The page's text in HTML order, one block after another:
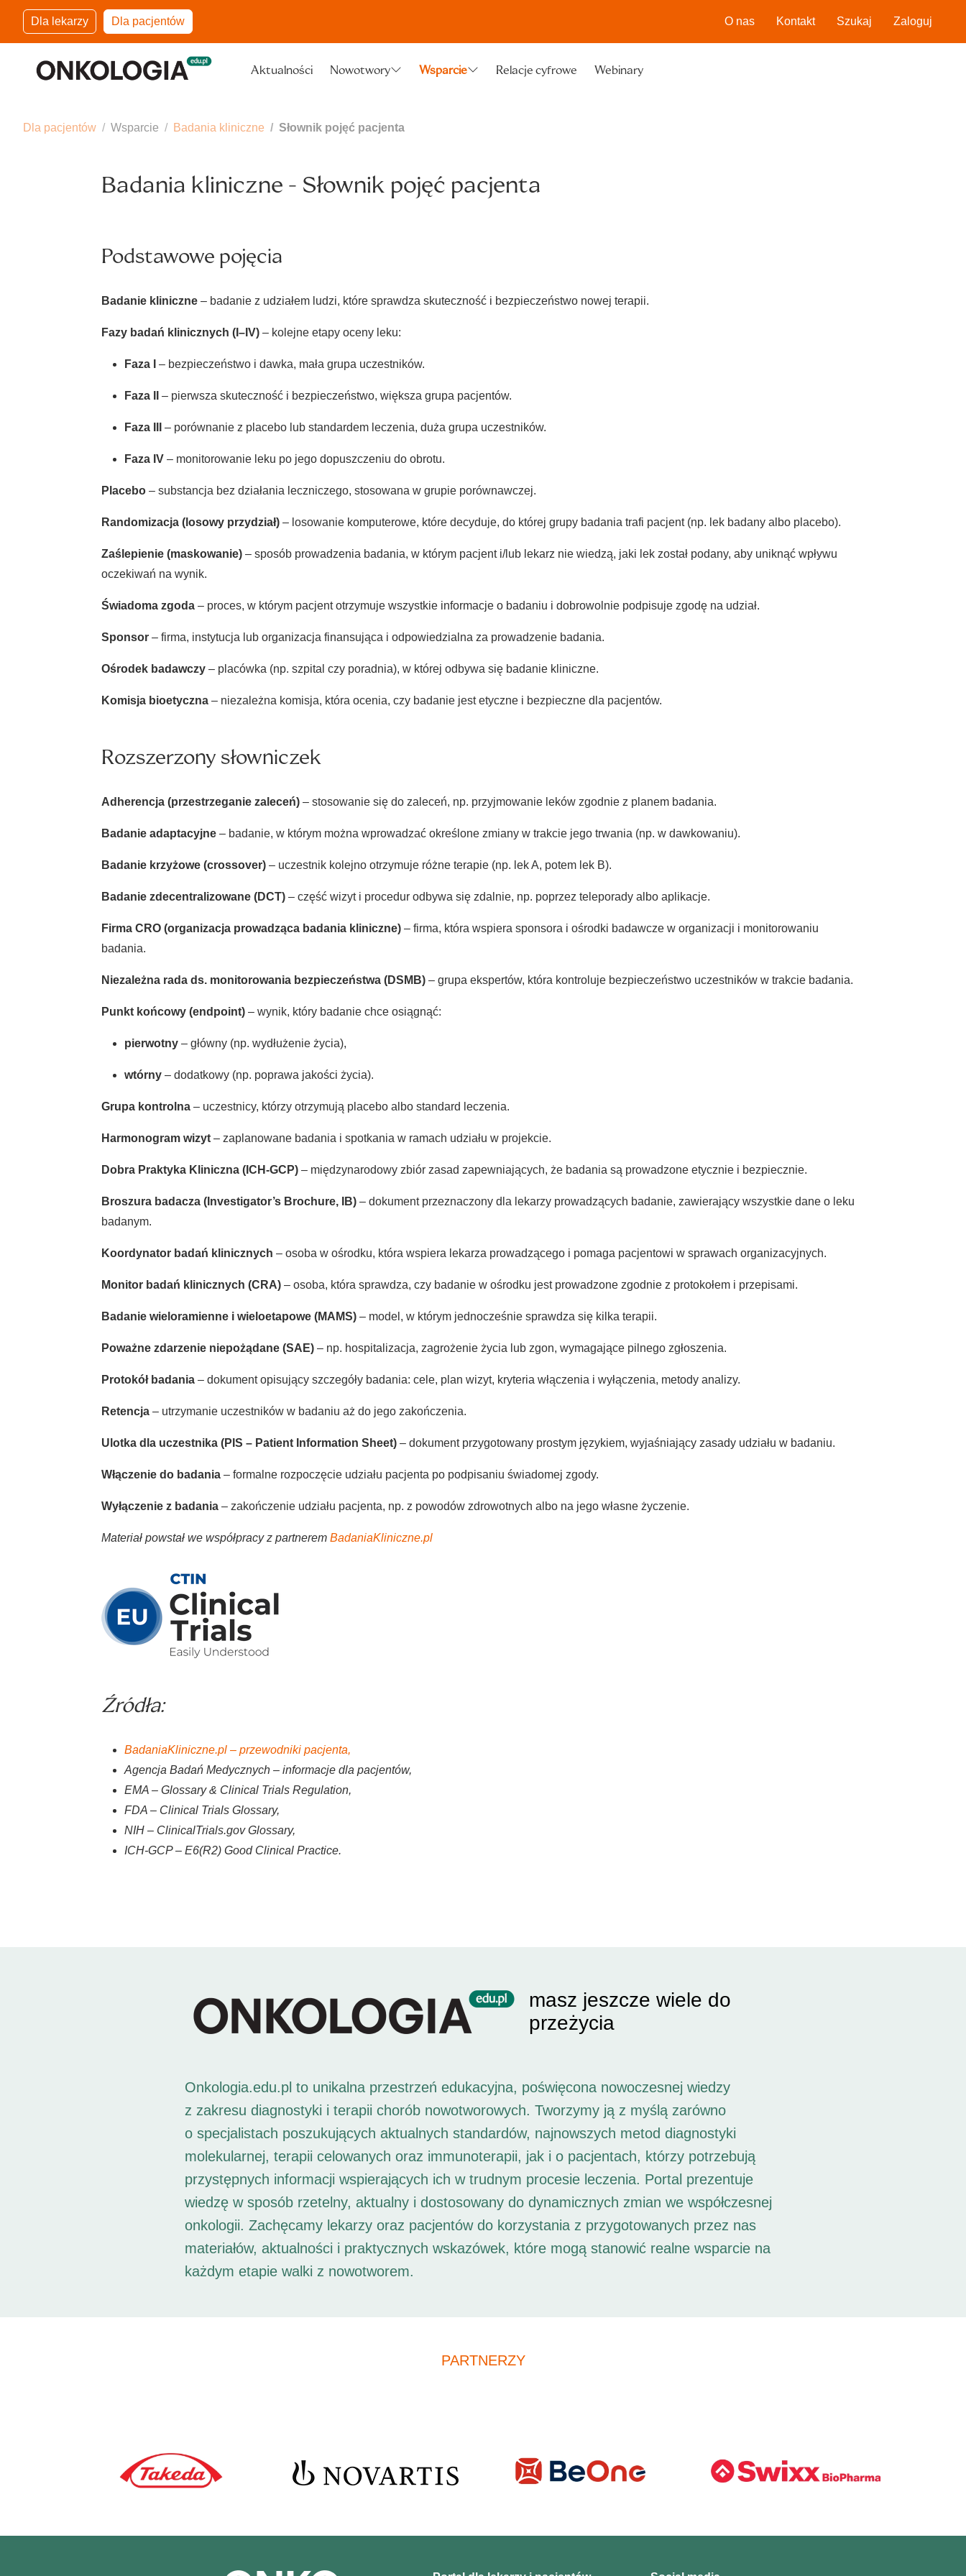
Dla lekarzy Dla pacjentów O nas Kontakt Szukaj Zaloguj
Aktualności Nowotwory Wsparcie Relacje cyfrowe Webinary
Dla pacjentów Wsparcie Badania kliniczne Słownik pojęć pacjenta
Badania kliniczne - Słownik pojęć pacjenta
Podstawowe pojęcia
Badanie kliniczne– badanie z udziałem ludzi, które sprawdza skuteczność i bezpieczeństwo nowej terapii.
Fazy badań klinicznych (I–IV)– kolejne etapy oceny leku:
Faza I – bezpieczeństwo i dawka, mała grupa uczestników.
Faza II – pierwsza skuteczność i bezpieczeństwo, większa grupa pacjentów.
Faza III – porównanie z placebo lub standardem leczenia, duża grupa uczestników.
Faza IV– monitorowanie leku po jego dopuszczeniu do obrotu.
Placebo– substancja bez działania leczniczego, stosowana w grupie porównawczej.
Randomizacja (losowy przydział)– losowanie komputerowe, które decyduje, do której grupy badania trafi pacjent (np. lek badany albo placebo).
Zaślepienie (maskowanie)– sposób prowadzenia badania, w którym pacjent i/lub lekarz nie wiedzą, jaki lek został podany, aby uniknąć wpływu
oczekiwań na wynik.
Świadoma zgoda– proces, w którym pacjent otrzymuje wszystkie informacje o badaniu i dobrowolnie podpisuje zgodę na udział.
Sponsor– firma, instytucja lub organizacja finansująca i odpowiedzialna za prowadzenie badania.
Ośrodek badawczy– placówka (np. szpital czy poradnia), w której odbywa się badanie kliniczne.
Komisja bioetyczna– niezależna komisja, która ocenia, czy badanie jest etyczne i bezpieczne dla pacjentów.
Rozszerzony słowniczek
Adherencja (przestrzeganie zaleceń)– stosowanie się do zaleceń, np. przyjmowanie leków zgodnie z planem badania.
Badanie adaptacyjne– badanie, w którym można wprowadzać określone zmiany w trakcie jego trwania (np. w dawkowaniu).
Badanie krzyżowe (crossover)– uczestnik kolejno otrzymuje różne terapie (np. lek A, potem lek B).
Badanie zdecentralizowane (DCT)– część wizyt i procedur odbywa się zdalnie, np. poprzez teleporady albo aplikacje.
Firma CRO (organizacja prowadząca badania kliniczne)– firma, która wspiera sponsora i ośrodki badawcze w organizacji i monitorowaniu
badania.
Niezależna rada ds. monitorowania bezpieczeństwa (DSMB)– grupa ekspertów, która kontroluje bezpieczeństwo uczestników w trakcie badania.
Punkt końcowy (endpoint)– wynik, który badanie chce osiągnąć:
pierwotny– główny (np. wydłużenie życia),
wtórny– dodatkowy (np. poprawa jakości życia).
Grupa kontrolna– uczestnicy, którzy otrzymują placebo albo standard leczenia.
Harmonogram wizyt – zaplanowane badania i spotkania w ramach udziału w projekcie.
Dobra Praktyka Kliniczna (ICH-GCP)– międzynarodowy zbiór zasad zapewniających, że badania są prowadzone etycznie i bezpiecznie.
Broszura badacza (Investigator’s Brochure, IB) – dokument przeznaczony dla lekarzy prowadzących badanie, zawierający wszystkie dane o leku
badanym.
Koordynator badań klinicznych – osoba w ośrodku, która wspiera lekarza prowadzącego i pomaga pacjentowi w sprawach organizacyjnych.
Monitor badań klinicznych (CRA)– osoba, która sprawdza, czy badanie w ośrodku jest prowadzone zgodnie z protokołem i przepisami.
Badanie wieloramienne i wieloetapowe (MAMS)– model, w którym jednocześnie sprawdza się kilka terapii.
Poważne zdarzenie niepożądane (SAE)– np. hospitalizacja, zagrożenie życia lub zgon, wymagające pilnego zgłoszenia.
Protokół badania– dokument opisujący szczegóły badania: cele, plan wizyt, kryteria włączenia i wyłączenia, metody analizy.
Retencja – utrzymanie uczestników w badaniu aż do jego zakończenia.
Ulotka dla uczestnika (PIS – Patient Information Sheet)– dokument przygotowany prostym językiem, wyjaśniający zasady udziału w badaniu.
Włączenie do badania– formalne rozpoczęcie udziału pacjenta po podpisaniu świadomej zgody.
Wyłączenie z badania– zakończenie udziału pacjenta, np. z powodów zdrowotnych albo na jego własne życzenie.
Materiał powstał we współpracy z partnerem BadaniaKliniczne.pl
Źródła:
BadaniaKliniczne.pl – przewodniki pacjenta,
Agencja Badań Medycznych – informacje dla pacjentów,
EMA – Glossary & Clinical Trials Regulation,
FDA – Clinical Trials Glossary,
NIH – ClinicalTrials.gov Glossary,
ICH-GCP – E6(R2) Good Clinical Practice.
masz jeszcze wiele do
przeżycia
Onkologia.edu.pl to unikalna przestrzeń edukacyjna, poświęcona nowoczesnej wiedzy
z zakresu diagnostyki i terapii chorób nowotworowych. Tworzymy ją z myślą zarówno
o specjalistach poszukujących aktualnych standardów, najnowszych metod diagnostyki
molekularnej, terapii celowanych oraz immunoterapii, jak i o pacjentach, którzy potrzebują
przystępnych informacji wspierających ich w trudnym procesie leczenia. Portal prezentuje
wiedzę w sposób rzetelny, aktualny i dostosowany do dynamicznych zmian we współczesnej
onkologii. Zachęcamy lekarzy oraz pacjentów do korzystania z przygotowanych przez nas
materiałów, aktualności i praktycznych wskazówek, które mogą stanowić realne wsparcie na
każdym etapie walki z nowotworem.
PARTNERZY